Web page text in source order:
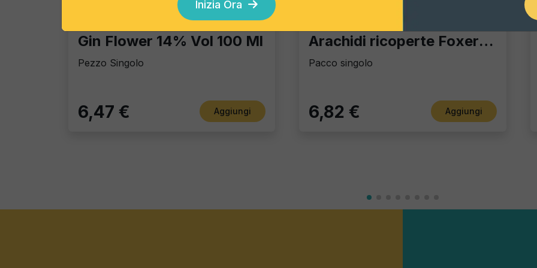
Gin Flower 14% Vol 100 Ml
Pezzo Singolo
6,47 € Aggiungi
Arachidi ricoperte Foxer al Chili
Pacco singolo
6,82 € Aggiungi
Inizia Ora